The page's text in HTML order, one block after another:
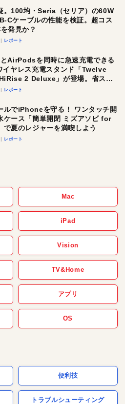
。100均・Seria（セリア）の60W
Cケーブルの性能を検証。超コス
発見か？
レポート
AirPodsを同時に急速充電できる
ヤレス充電スタンド「Twelve
2 Deluxe」が登場。省スペ
しゃれに充電したい人にオスス
レポート
ルでiPhoneを守る！ ワンタッチ開
ケース「簡単開閉 ミズアソビ for
で夏のレジャーを満喫しよう
レポート
Mac
iPad
Vision
TV&Home
アプリ
OS
便利技
トラブルシューティング